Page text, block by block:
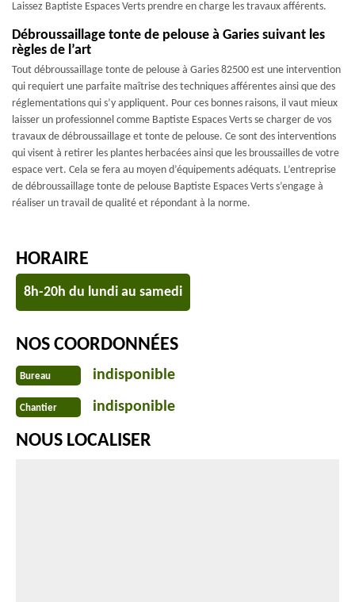
Laissez Baptiste Espaces Verts prendre en charge les travaux afférents.
Débroussaillage tonte de pelouse à Garies suivant les
règles de l’art
Tout débroussaillage tonte de pelouse à Garies 82500 est une intervention
qui requiert une parfaite maîtrise des techniques afférentes ainsi que des
réglementations qui s’y appliquent. Pour ces bonnes raisons, il vaut mieux
laisser un professionnel comme Baptiste Espaces Verts se charger de vos
travaux de débroussaillage et tonte de pelouse. Ce sont des interventions
qui visent à retirer les plantes herbacées ainsi que les broussailles de votre
espace vert. Cela se fera au moyen d’équipements adéquats. L’entreprise
de débroussaillage tonte de pelouse Baptiste Espaces Verts s’engage à
réaliser un travail de qualité et répondant à la norme.
HORAIRE
8h-20h du lundi au samedi
NOS COORDONNÉES
Bureau indisponible
Chantier indisponible
NOUS LOCALISER